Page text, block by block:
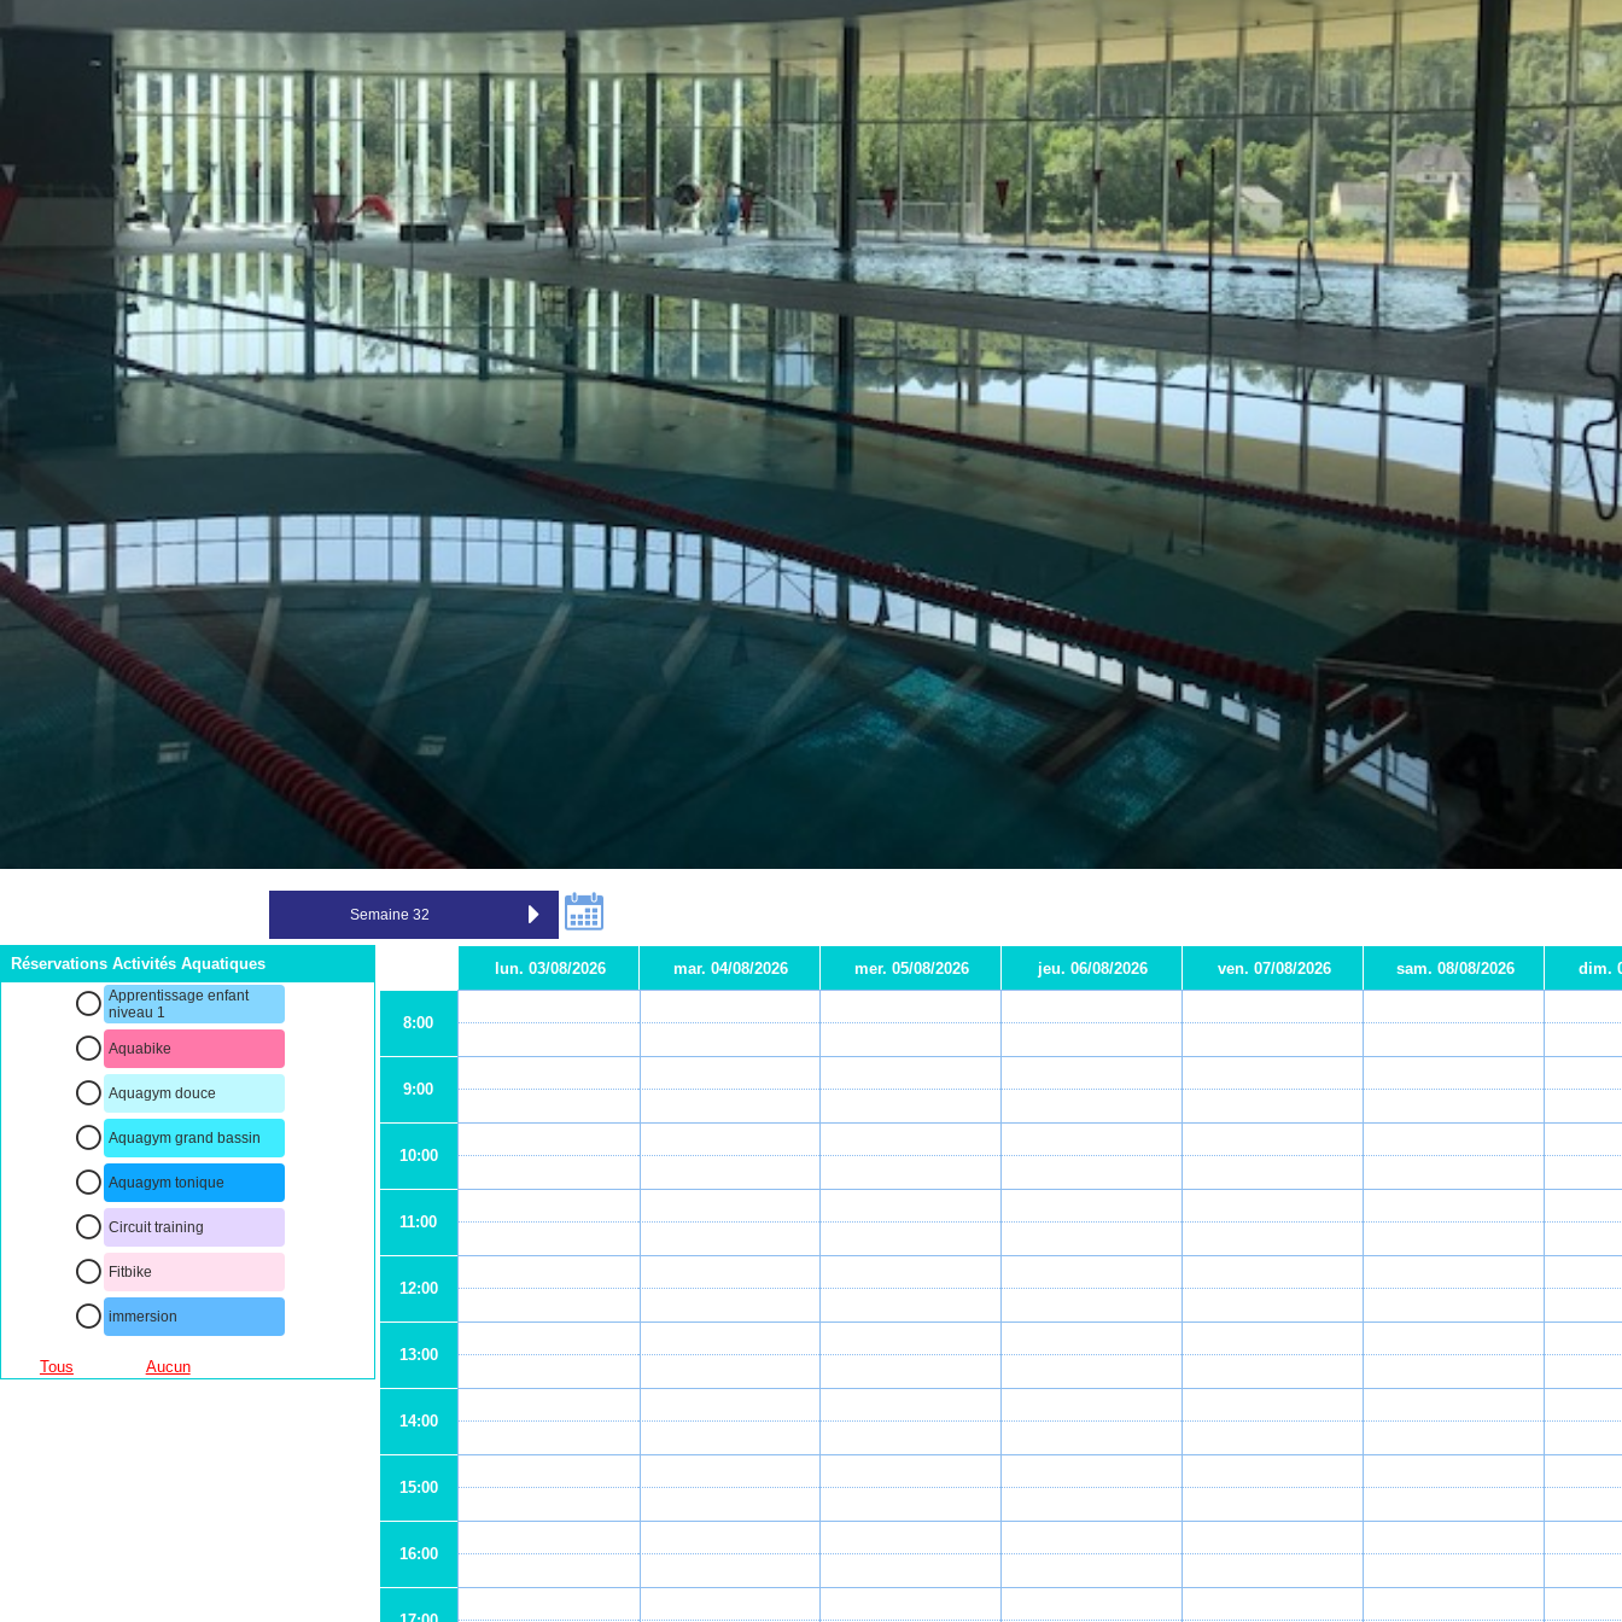
Réservations Activités Aquatiques
Apprentissage enfant
niveau 1
Aquabike
Aquagym douce
Aquagym grand bassin
Aquagym tonique
Circuit training
Fitbike
immersion
Tous Aucun
lun. 03/08/2026 mar. 04/08/2026 mer. 05/08/2026 jeu. 06/08/2026 ven. 07/08/2026 sam. 08/08/2026 dim.
8:00
9:00
10:00
11:00
12:00
13:00
14:00
15:00
16:00